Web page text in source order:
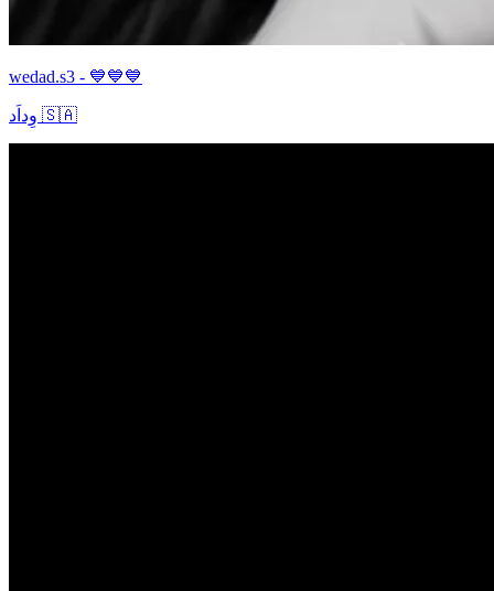
wedad.s3 - 💙💙💙
وِداَد 🇸🇦